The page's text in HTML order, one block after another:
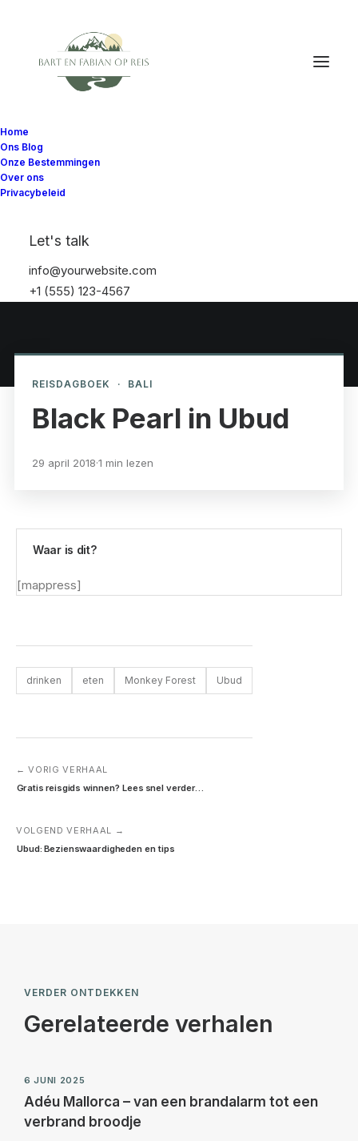
Home
Ons Blog
Onze Bestemmingen
Over ons
Privacybeleid
Let's talk
info@yourwebsite.com
+1 (555) 123-4567
REISDAGBOEK · BALI
Black Pearl in Ubud
29 april 2018·1 min lezen
drinken eten Monkey Forest Ubud
← VORIG VERHAAL
Gratis reisgids winnen? Lees snel verder…
VOLGEND VERHAAL →
Ubud: Bezienswaardigheden en tips
Waar is dit?
[mappress]
VERDER ONTDEKKEN
Gerelateerde verhalen
6 JUNI 2025
Adéu Mallorca – van een brandalarm tot een
verbrand broodje